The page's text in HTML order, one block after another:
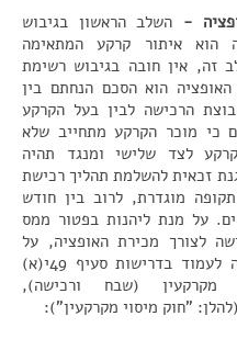
- השלב הראשון בגיבוש
הוא איתור קרקע המתאימה
זה, אין חובה בגיבוש רשימת
הוא הסכם הנחתם בין
הרכישה לבין בעל הקרקע
כי מוכר הקרקע מתחייב שלא
לצד שלישי ומנגד תהיה
זכאית להשלמת תהליך רכישת
מוגדרת, לרוב בין חודש
על מנת ליהנות בפטור ממס
לצורך מכירת האופציה, על
הסכם האופציה לעמוד בדרישות סעיף 49י(א)
מקרקעין (שבח ורכישה),